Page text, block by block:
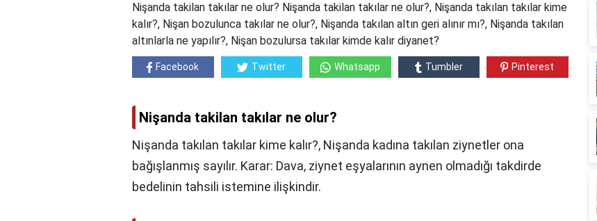
Nişanda takilan takılar ne olur? Nişanda takilan takılar ne olur?, Nişanda takılan takılar kime
kalır?, Nişan bozulunca takılar ne olur?, Nişanda takılan altın geri alınır mı?, Nişanda takılan
altınlarla ne yapılır?, Nişan bozulursa takılar kimde kalır diyanet?
Facebook Twitter Whatsapp Tumbler Pinterest
Nişanda takilan takılar ne olur?
Nişanda takılan takılar kime kalır?, Nişanda kadına takılan ziynetler ona
bağışlanmış sayılır. Karar: Dava, ziynet eşyalarının aynen olmadığı takdirde
bedelinin tahsili istemine ilişkindir.